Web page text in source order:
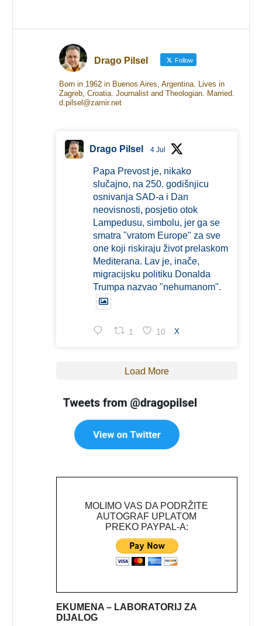
Drago Pilsel Follow
Born in 1962 in Buenos Aires, Argentina. Lives in
Zagreb, Croatia. Journalist and Theologian. Married.
d.pilsel@zamir.net
Drago Pilsel 4 Jul
Papa Prevost je, nikako
slučajno, na 250. godišnjicu
osnivanja SAD-a i Dan
neovisnosti, posjetio otok
Lampedusu, simbolu, jer ga se
smatra "vratom Europe" za sve
one koji riskiraju život prelaskom
Mediterana. Lav je, inače,
migracijsku politiku Donalda
Trumpa nazvao "nehumanom".
1 10 X
Load More
MOLIMO VAS DA PODRŽITE
AUTOGRAF UPLATOM
PREKO PAYPAL-A:
EKUMENA – LABORATORIJ ZA
DIJALOG